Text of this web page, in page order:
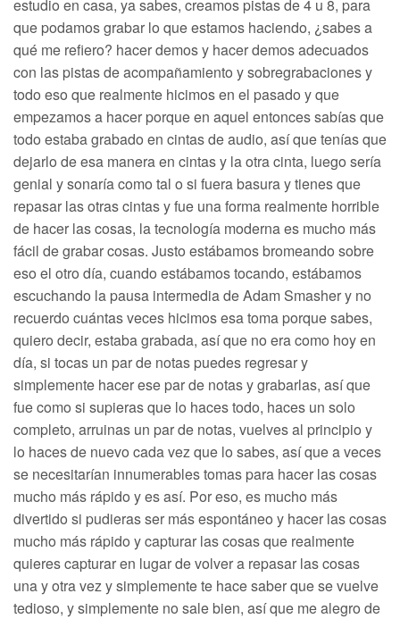
estudio en casa, ya sabes, creamos pistas de 4 u 8, para
que podamos grabar lo que estamos haciendo, ¿sabes a
qué me refiero? hacer demos y hacer demos adecuados
con las pistas de acompañamiento y sobregrabaciones y
todo eso que realmente hicimos en el pasado y que
empezamos a hacer porque en aquel entonces sabías que
todo estaba grabado en cintas de audio, así que tenías que
dejarlo de esa manera en cintas y la otra cinta, luego sería
genial y sonaría como tal o si fuera basura y tienes que
repasar las otras cintas y fue una forma realmente horrible
de hacer las cosas, la tecnología moderna es mucho más
fácil de grabar cosas. Justo estábamos bromeando sobre
eso el otro día, cuando estábamos tocando, estábamos
escuchando la pausa intermedia de Adam Smasher y no
recuerdo cuántas veces hicimos esa toma porque sabes,
quiero decir, estaba grabada, así que no era como hoy en
día, si tocas un par de notas puedes regresar y
simplemente hacer ese par de notas y grabarlas, así que
fue como si supieras que lo haces todo, haces un solo
completo, arruinas un par de notas, vuelves al principio y
lo haces de nuevo cada vez que lo sabes, así que a veces
se necesitarían innumerables tomas para hacer las cosas
mucho más rápido y es así. Por eso, es mucho más
divertido si pudieras ser más espontáneo y hacer las cosas
mucho más rápido y capturar las cosas que realmente
quieres capturar en lugar de volver a repasar las cosas
una y otra vez y simplemente te hace saber que se vuelve
tedioso, y simplemente no sale bien, así que me alegro de